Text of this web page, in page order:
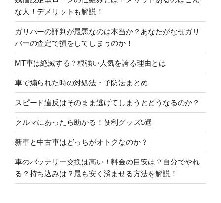
な人！デメリットも解説！
ガリバーの評判が最悪なのは本当か？あなたがなぜガリ
バーの査定で損をしてしまうのか！
MT車は絶滅する？根強い人気を誇る理由とは
車で煽られた時の対処法・予防法まとめ
スピード違反はそのまま逃げてしまうとどうなるのか？
クルマにあったら助かる！便利グッズ5選
新車と中古車はどっちがオトクなのか？
車のバッテリー交換は高い！料金の目安は？自分でやれ
る？持ち込みは？最も安く済ませる方法を解説！